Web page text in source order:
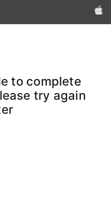
Apple‏
to complete
try again